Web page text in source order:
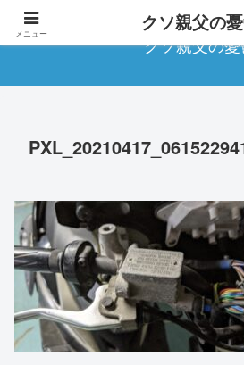
クソ親父の
メニュー クソ親父の